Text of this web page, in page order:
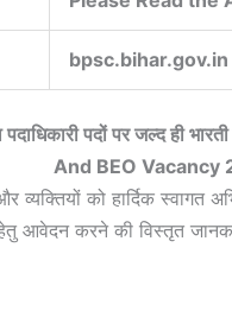
bpsc.bihar.gov.in
पदाधिकारी पदों पर जल्द ही
And BEO Vacancy
को हार्दिक
हेतु आवेदन करने की विस्तृत